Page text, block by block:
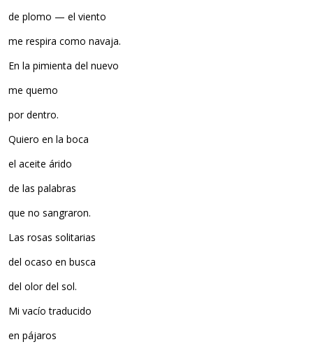
de plomo — el viento
me respira como navaja.
En la pimienta del nuevo
me quemo
por dentro.
Quiero en la boca
el aceite árido
de las palabras
que no sangraron.
Las rosas solitarias
del ocaso en busca
del olor del sol.
Mi vacío traducido
en pájaros